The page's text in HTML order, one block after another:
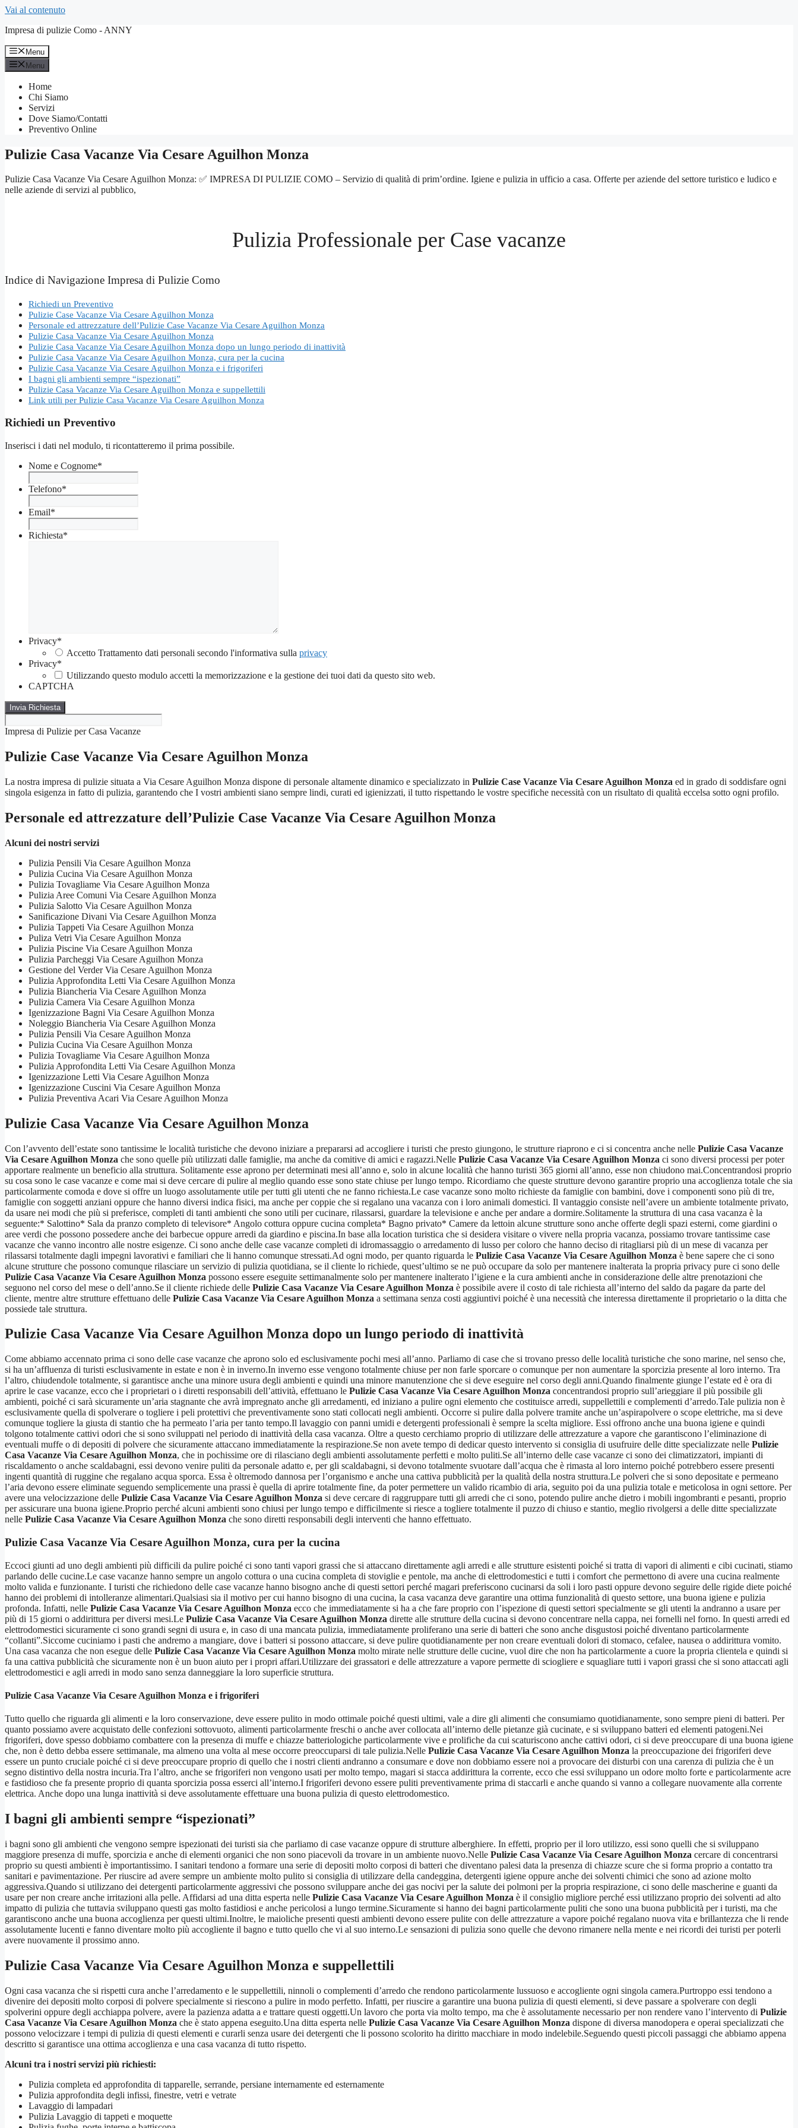
Vai al contenuto
Impresa di pulizie Como - ANNY
Menu
Menu
Home
Chi Siamo
Servizi
Dove Siamo/Contatti
Preventivo Online
Pulizie Casa Vacanze Via Cesare Aguilhon Monza
Pulizie Casa Vacanze Via Cesare Aguilhon Monza: ✅ IMPRESA DI PULIZIE COMO – Servizio di qualità di prim’ordine. Igiene e pulizia in ufficio a casa. Offerte per aziende del settore turistico e ludico e
nelle aziende di servizi al pubblico,
Pulizia Professionale per Case vacanze
Indice di Navigazione Impresa di Pulizie Como
Richiedi un Preventivo
Pulizie Case Vacanze Via Cesare Aguilhon Monza
Personale ed attrezzature dell’Pulizie Case Vacanze Via Cesare Aguilhon Monza
Pulizie Casa Vacanze Via Cesare Aguilhon Monza
Pulizie Casa Vacanze Via Cesare Aguilhon Monza dopo un lungo periodo di inattività
Pulizie Casa Vacanze Via Cesare Aguilhon Monza, cura per la cucina
Pulizie Casa Vacanze Via Cesare Aguilhon Monza e i frigoriferi
I bagni gli ambienti sempre “ispezionati”
Pulizie Casa Vacanze Via Cesare Aguilhon Monza e suppellettili
Link utili per Pulizie Casa Vacanze Via Cesare Aguilhon Monza
Richiedi un Preventivo
Inserisci i dati nel modulo, ti ricontatteremo il prima possibile.
Nome e Cognome*
Telefono*
Email*
Richiesta*
Privacy*
Accetto Trattamento dati personali secondo l'informativa sulla privacy
Privacy*
Utilizzando questo modulo accetti la memorizzazione e la gestione dei tuoi dati da questo sito web.
CAPTCHA
Impresa di Pulizie per Casa Vacanze
Pulizie Case Vacanze Via Cesare Aguilhon Monza
La nostra impresa di pulizie situata a Via Cesare Aguilhon Monza dispone di personale altamente dinamico e specializzato in Pulizie Case Vacanze Via Cesare Aguilhon Monza ed in grado di soddisfare ogni
singola esigenza in fatto di pulizia, garantendo che I vostri ambienti siano sempre lindi, curati ed igienizzati, il tutto rispettando le vostre specifiche necessità con un risultato di qualità eccelsa sotto ogni profilo.
Personale ed attrezzature dell’Pulizie Case Vacanze Via Cesare Aguilhon Monza
Alcuni dei nostri servizi
Pulizia Pensili Via Cesare Aguilhon Monza
Pulizia Cucina Via Cesare Aguilhon Monza
Pulizia Tovagliame Via Cesare Aguilhon Monza
Pulizia Aree Comuni Via Cesare Aguilhon Monza
Pulizia Salotto Via Cesare Aguilhon Monza
Sanificazione Divani Via Cesare Aguilhon Monza
Pulizia Tappeti Via Cesare Aguilhon Monza
Puliza Vetri Via Cesare Aguilhon Monza
Pulizia Piscine Via Cesare Aguilhon Monza
Pulizia Parcheggi Via Cesare Aguilhon Monza
Gestione del Verder Via Cesare Aguilhon Monza
Pulizia Approfondita Letti Via Cesare Aguilhon Monza
Pulizia Biancheria Via Cesare Aguilhon Monza
Pulizia Camera Via Cesare Aguilhon Monza
Igenizzazione Bagni Via Cesare Aguilhon Monza
Noleggio Biancheria Via Cesare Aguilhon Monza
Pulizia Pensili Via Cesare Aguilhon Monza
Pulizia Cucina Via Cesare Aguilhon Monza
Pulizia Tovagliame Via Cesare Aguilhon Monza
Pulizia Approfondita Letti Via Cesare Aguilhon Monza
Igenizzazione Letti Via Cesare Aguilhon Monza
Igenizzazione Cuscini Via Cesare Aguilhon Monza
Pulizia Preventiva Acari Via Cesare Aguilhon Monza
Pulizie Casa Vacanze Via Cesare Aguilhon Monza
Con l’avvento dell’estate sono tantissime le località turistiche che devono iniziare a prepararsi ad accogliere i turisti che presto giungono, le strutture riaprono e ci si concentra anche nelle Pulizie Casa Vacanze
Via Cesare Aguilhon Monza che sono quelle più utilizzati dalle famiglie, ma anche da comitive di amici e ragazzi.Nelle Pulizie Casa Vacanze Via Cesare Aguilhon Monza ci sono diversi processi per poter
apportare realmente un beneficio alla struttura. Solitamente esse aprono per determinati mesi all’anno e, solo in alcune località che hanno turisti 365 giorni all’anno, esse non chiudono mai.Concentrandosi proprio
su cosa sono le case vacanze e come mai si deve cercare di pulire al meglio quando esse sono state chiuse per lungo tempo. Ricordiamo che queste strutture devono garantire proprio una accoglienza totale che sia
particolarmente comoda e dove si offre un luogo assolutamente utile per tutti gli utenti che ne fanno richiesta.Le case vacanze sono molto richieste da famiglie con bambini, dove i componenti sono più di tre,
famiglie con soggetti anziani oppure che hanno diversi indica fisici, ma anche per coppie che si regalano una vacanza con i loro animali domestici. Il vantaggio consiste nell’avere un ambiente totalmente privato,
da usare nei modi che più si preferisce, completi di tanti ambienti che sono utili per cucinare, rilassarsi, guardare la televisione e anche per andare a dormire.Solitamente la struttura di una casa vacanza è la
seguente:* Salottino* Sala da pranzo completo di televisore* Angolo cottura oppure cucina completa* Bagno privato* Camere da lettoin alcune strutture sono anche offerte degli spazi esterni, come giardini o
aree verdi che possono possedere anche dei barbecue oppure arredi da giardino e piscina.In base alla location turistica che si desidera visitare o vivere nella propria vacanza, possiamo trovare tantissime case
vacanze che vanno incontro alle nostre esigenze. Ci sono anche delle case vacanze completi di idromassaggio o arredamento di lusso per coloro che hanno deciso di ritagliarsi più di un mese di vacanza per
rilassarsi totalmente dagli impegni lavorativi e familiari che li hanno comunque stressati.Ad ogni modo, per quanto riguarda le Pulizie Casa Vacanze Via Cesare Aguilhon Monza è bene sapere che ci sono
alcune strutture che possono comunque rilasciare un servizio di pulizia quotidiana, se il cliente lo richiede, quest’ultimo se ne può occupare da solo per mantenere inalterata la propria privacy pure ci sono delle
Pulizie Casa Vacanze Via Cesare Aguilhon Monza possono essere eseguite settimanalmente solo per mantenere inalterato l’igiene e la cura ambienti anche in considerazione delle altre prenotazioni che
seguono nel corso del mese o dell’anno.Se il cliente richiede delle Pulizie Casa Vacanze Via Cesare Aguilhon Monza è possibile avere il costo di tale richiesta all’interno del saldo da pagare da parte del
cliente, mentre altre strutture effettuano delle Pulizie Casa Vacanze Via Cesare Aguilhon Monza a settimana senza costi aggiuntivi poiché è una necessità che interessa direttamente il proprietario o la ditta che
possiede tale struttura.
Pulizie Casa Vacanze Via Cesare Aguilhon Monza dopo un lungo periodo di inattività
Come abbiamo accennato prima ci sono delle case vacanze che aprono solo ed esclusivamente pochi mesi all’anno. Parliamo di case che si trovano presso delle località turistiche che sono marine, nel senso che,
si ha un’affluenza di turisti esclusivamente in estate e non è in inverno.In inverno esse vengono totalmente chiuse per non farle sporcare o comunque per non aumentare la sporcizia presente al loro interno. Tra
l’altro, chiudendole totalmente, si garantisce anche una minore usura degli ambienti e quindi una minore manutenzione che si deve eseguire nel corso degli anni.Quando finalmente giunge l’estate ed è ora di
aprire le case vacanze, ecco che i proprietari o i diretti responsabili dell’attività, effettuano le Pulizie Casa Vacanze Via Cesare Aguilhon Monza concentrandosi proprio sull’arieggiare il più possibile gli
ambienti, poiché ci sarà sicuramente un’aria stagnante che avrà impregnato anche gli arredamenti, ed iniziano a pulire ogni elemento che costituisce arredi, suppellettili e complementi d’arredo.Tale pulizia non è
esclusivamente quella di spolverare o togliere i peli protettivi che preventivamente sono stati collocati negli ambienti. Occorre si pulire dalla polvere tramite anche un’aspirapolvere o scope elettriche, ma si deve
comunque togliere la giusta di stantio che ha permeato l’aria per tanto tempo.Il lavaggio con panni umidi e detergenti professionali è sempre la scelta migliore. Essi offrono anche una buona igiene e quindi
tolgono totalmente cattivi odori che si sono sviluppati nel periodo di inattività della casa vacanza. Oltre a questo cerchiamo proprio di utilizzare delle attrezzature a vapore che garantiscono l’eliminazione di
eventuali muffe o di depositi di polvere che sicuramente attaccano immediatamente la respirazione.Se non avete tempo di dedicar questo intervento si consiglia di usufruire delle ditte specializzate nelle Pulizie
Casa Vacanze Via Cesare Aguilhon Monza, che in pochissime ore di rilasciano degli ambienti assolutamente perfetti e molto puliti.Se all’interno delle case vacanze ci sono dei climatizzatori, impianti di
riscaldamento o anche scaldabagni, essi devono venire puliti da personale adatto e, per gli scaldabagni, si devono totalmente svuotare dall’acqua che è rimasta al loro interno poiché potrebbero essere presenti
ingenti quantità di ruggine che regalano acqua sporca. Essa è oltremodo dannosa per l’organismo e anche una cattiva pubblicità per la qualità della nostra struttura.Le polveri che si sono depositate e permeano
l’aria devono essere eliminate seguendo semplicemente una prassi è quella di aprire totalmente fine, da poter permettere un valido ricambio di aria, seguito poi da una pulizia totale e meticolosa in ogni settore. Per
avere una velocizzazione delle Pulizie Casa Vacanze Via Cesare Aguilhon Monza si deve cercare di raggruppare tutti gli arredi che ci sono, potendo pulire anche dietro i mobili ingombranti e pesanti, proprio
per assicurare una buona igiene.Proprio perché alcuni ambienti sono chiusi per lungo tempo e difficilmente si riesce a togliere totalmente il puzzo di chiuso e stantio, meglio rivolgersi a delle ditte specializzate
nelle Pulizie Casa Vacanze Via Cesare Aguilhon Monza che sono diretti responsabili degli interventi che hanno effettuato.
Pulizie Casa Vacanze Via Cesare Aguilhon Monza, cura per la cucina
Eccoci giunti ad uno degli ambienti più difficili da pulire poiché ci sono tanti vapori grassi che si attaccano direttamente agli arredi e alle strutture esistenti poiché si tratta di vapori di alimenti e cibi cucinati, stiamo
parlando delle cucine.Le case vacanze hanno sempre un angolo cottura o una cucina completa di stoviglie e pentole, ma anche di elettrodomestici e tutti i comfort che permettono di avere una cucina realmente
molto valida e funzionante. I turisti che richiedono delle case vacanze hanno bisogno anche di questi settori perché magari preferiscono cucinarsi da soli i loro pasti oppure devono seguire delle rigide diete poiché
hanno dei problemi di intolleranze alimentari.Qualsiasi sia il motivo per cui hanno bisogno di una cucina, la casa vacanza deve garantire una ottima funzionalità di questo settore, una buona igiene e pulizia
profonda. Infatti, nelle Pulizie Casa Vacanze Via Cesare Aguilhon Monza ecco che immediatamente si ha a che fare proprio con l’ispezione di questi settori specialmente se gli utenti la andranno a usare per
più di 15 giorni o addirittura per diversi mesi.Le Pulizie Casa Vacanze Via Cesare Aguilhon Monza dirette alle strutture della cucina si devono concentrare nella cappa, nei fornelli nel forno. In questi arredi ed
elettrodomestici sicuramente ci sono grandi segni di usura e, in caso di una mancata pulizia, immediatamente proliferano una serie di batteri che sono anche disgustosi poiché diventano particolarmente
“collanti”.Siccome cuciniamo i pasti che andremo a mangiare, dove i batteri si possono attaccare, si deve pulire quotidianamente per non creare eventuali dolori di stomaco, cefalee, nausea o addirittura vomito.
Una casa vacanza che non esegue delle Pulizie Casa Vacanze Via Cesare Aguilhon Monza molto mirate nelle strutture delle cucine, vuol dire che non ha particolarmente a cuore la propria clientela e quindi si
fa una cattiva pubblicità che sicuramente non è un buon aiuto per i propri affari.Utilizzare dei grassatori e delle attrezzature a vapore permette di sciogliere e squagliare tutti i vapori grassi che si sono attaccati agli
elettrodomestici e agli arredi in modo sano senza danneggiare la loro superficie struttura.
Pulizie Casa Vacanze Via Cesare Aguilhon Monza e i frigoriferi
Tutto quello che riguarda gli alimenti e la loro conservazione, deve essere pulito in modo ottimale poiché questi ultimi, vale a dire gli alimenti che consumiamo quotidianamente, sono sempre pieni di batteri. Per
quanto possiamo avere acquistato delle confezioni sottovuoto, alimenti particolarmente freschi o anche aver collocata all’interno delle pietanze già cucinate, e si sviluppano batteri ed elementi patogeni.Nei
frigoriferi, dove spesso dobbiamo combattere con la presenza di muffe e chiazze batteriologiche particolarmente vive e prolifiche da cui scaturiscono anche cattivi odori, ci si deve preoccupare di una buona igiene
che, non è detto debba essere settimanale, ma almeno una volta al mese occorre preoccuparsi di tale pulizia.Nelle Pulizie Casa Vacanze Via Cesare Aguilhon Monza la preoccupazione dei frigoriferi deve
essere un punto cruciale poiché ci si deve preoccupare proprio di quello che i nostri clienti andranno a consumare e dove non dobbiamo essere noi a provocare dei disturbi con una carenza di pulizia che è un
segno distintivo della nostra incuria.Tra l’altro, anche se frigoriferi non vengono usati per molto tempo, magari si stacca addirittura la corrente, ecco che essi sviluppano un odore molto forte e particolarmente acre
e fastidioso che fa presente proprio di quanta sporcizia possa esserci all’interno.I frigoriferi devono essere puliti preventivamente prima di staccarli e anche quando si vanno a collegare nuovamente alla corrente
elettrica. Anche dopo una lunga inattività si deve assolutamente effettuare una buona pulizia di questo elettrodomestico.
I bagni gli ambienti sempre “ispezionati”
i bagni sono gli ambienti che vengono sempre ispezionati dei turisti sia che parliamo di case vacanze oppure di strutture alberghiere. In effetti, proprio per il loro utilizzo, essi sono quelli che si sviluppano
maggiore presenza di muffe, sporcizia e anche di elementi organici che non sono piacevoli da trovare in un ambiente nuovo.Nelle Pulizie Casa Vacanze Via Cesare Aguilhon Monza cercare di concentrarsi
proprio su questi ambienti è importantissimo. I sanitari tendono a formare una serie di depositi molto corposi di batteri che diventano palesi data la presenza di chiazze scure che si forma proprio a contatto tra
sanitari e pavimentazione. Per riuscire ad avere sempre un ambiente molto pulito si consiglia di utilizzare della candeggina, detergenti igiene oppure anche dei solventi chimici che sono ad azione molto
aggressiva.Quando si utilizzano dei detergenti particolarmente aggressivi che possono sviluppare anche dei gas nocivi per la salute dei polmoni per la propria respirazione, ci sono delle mascherine e guanti da
usare per non creare anche irritazioni alla pelle. Affidarsi ad una ditta esperta nelle Pulizie Casa Vacanze Via Cesare Aguilhon Monza è il consiglio migliore perché essi utilizzano proprio dei solventi ad alto
impatto di pulizia che tuttavia sviluppano questi gas molto fastidiosi e anche pericolosi a lungo termine.Sicuramente si hanno dei bagni particolarmente puliti che sono una buona pubblicità per i turisti, ma che
garantiscono anche una buona accoglienza per questi ultimi.Inoltre, le maioliche presenti questi ambienti devono essere pulite con delle attrezzature a vapore poiché regalano nuova vita e brillantezza che li rende
assolutamente lucenti e fanno diventare molto più accogliente il bagno e tutto quello che vi al suo interno.Le sensazioni di pulizia sono quelle che devono rimanere nella mente e nei ricordi dei turisti per poterli
avere nuovamente il prossimo anno.
Pulizie Casa Vacanze Via Cesare Aguilhon Monza e suppellettili
Ogni casa vacanza che si rispetti cura anche l’arredamento e le suppellettili, ninnoli o complementi d’arredo che rendono particolarmente lussuoso e accogliente ogni singola camera.Purtroppo essi tendono a
divenire dei depositi molto corposi di polvere specialmente si riescono a pulire in modo perfetto. Infatti, per riuscire a garantire una buona pulizia di questi elementi, si deve passare a spolverare con degli
spolverini oppure degli acchiappa polvere, avere la pazienza adatta a e trattare questi oggetti.Un lavoro che porta via molto tempo, ma che è assolutamente necessario per non rendere vano l’intervento di Pulizie
Casa Vacanze Via Cesare Aguilhon Monza che è stato appena eseguito.Una ditta esperta nelle Pulizie Casa Vacanze Via Cesare Aguilhon Monza dispone di diversa manodopera e operai specializzati che
possono velocizzare i tempi di pulizia di questi elementi e curarli senza usare dei detergenti che li possono scolorito ha diritto macchiare in modo indelebile.Seguendo questi piccoli passaggi che abbiamo appena
descritto si garantisce una ottima accoglienza e una casa vacanza di tutto rispetto.
Alcuni tra i nostri servizi più richiesti:
Pulizia completa ed approfondita di tapparelle, serrande, persiane internamente ed esternamente
Pulizia approfondita degli infissi, finestre, vetri e vetrate
Lavaggio di lampadari
Pulizia Lavaggio di tappeti e moquette